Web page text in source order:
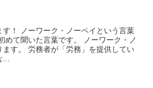
！ ノーワーク・ノーペイという言葉
めて聞いた言葉です。 ノーワーク・ノ
す。 労務者が「労務」を提供してい